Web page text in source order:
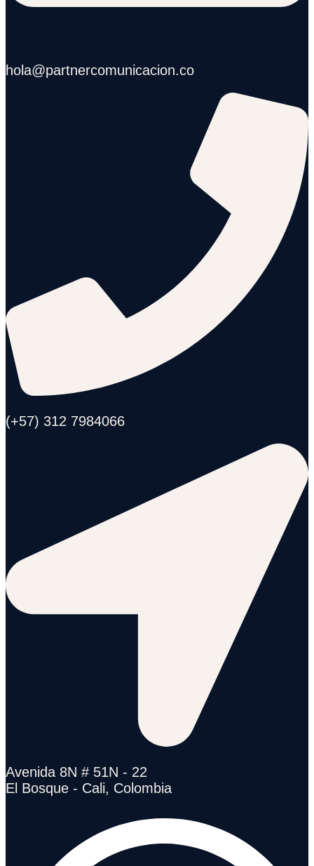
hola@partnercomunicacion.co
(+57) 312 7984066
Avenida 8N # 51N - 22
El Bosque - Cali, Colombia